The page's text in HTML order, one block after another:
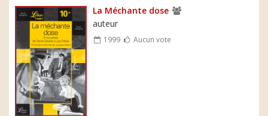
La Méchante dose
auteur
1999 Aucun vote